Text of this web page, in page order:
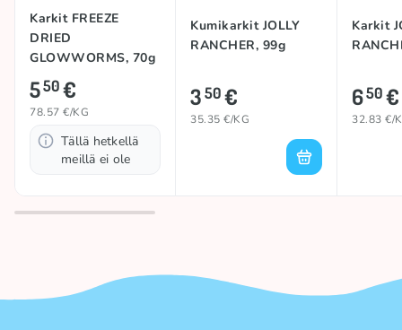
Karkit FREEZE
DRIED
GLOWWORMS, 70g
550€
78.57 €/KG
Tällä hetkellä
meillä ei ole
Kumikarkit JOLLY
RANCHER, 99g
350€
35.35 €/KG
Karkit
650€
32.83 €/